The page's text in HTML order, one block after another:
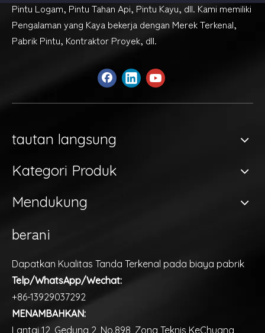
Pintu Logam, Pintu Tahan Api, Pintu Kayu, dll. Kami memiliki
Pengalaman yang Kaya bekerja dengan Merek Terkenal,
Pabrik Pintu, Kontraktor Proyek, dll.
tautan langsung
Kategori Produk
Mendukung
berani
Dapatkan Kualitas Tanda Terkenal pada biaya pabrik
Telp/WhatsApp/Wechat:
+86-13929037292
MENAMBAHKAN:
Lantai 12, Gedung 2, No.898, Zona Teknis KeChuang,